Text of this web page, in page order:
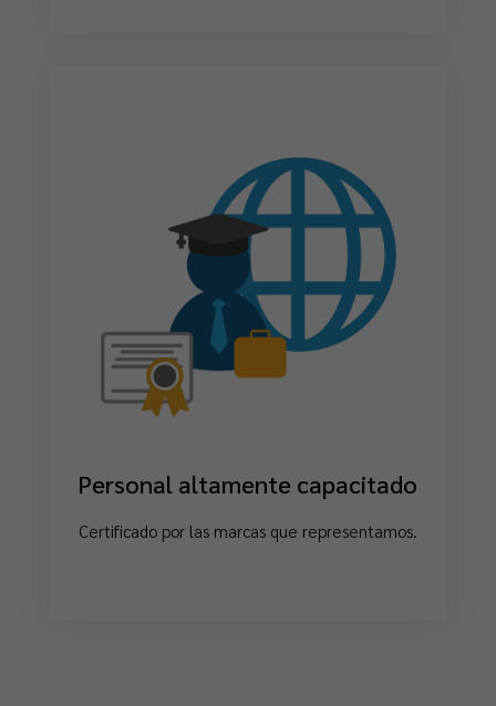
Personal altamente capacitado
Certificado por las marcas que representamos.